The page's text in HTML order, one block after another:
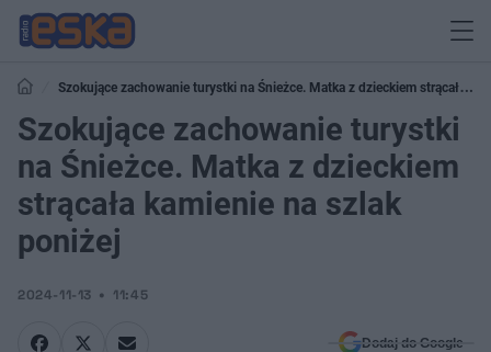
Szokujące zachowanie turystki na Śnieżce. Matka z dzieckiem strącała
kamienie na szlak poniżej
Szokujące zachowanie turystki
na Śnieżce. Matka z dzieckiem
strącała kamienie na szlak
poniżej
2024-11-13 11:45
Dodaj do Google